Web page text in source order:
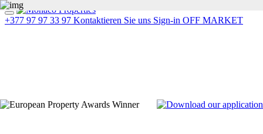
+377 97 97 33 97 Kontaktieren Sie uns Sign-in OFF MARKET